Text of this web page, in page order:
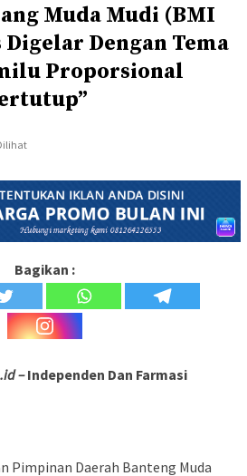
Muda Mudi (BMI
Dengan Tema
Proporsional
Bagikan :
–Independen Dan Farmasi
Pimpinan Daerah Banteng Muda